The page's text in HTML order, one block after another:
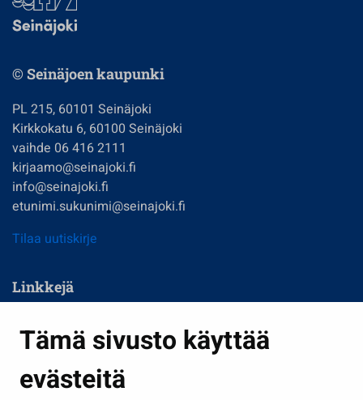
Tämä sivusto käyttää
evästeitä
© Seinäjoen kaupunki
PL 215, 60101 Seinäjoki
Kirkkokatu 6, 60100 Seinäjoki
vaihde 06 416 2111
kirjaamo@seinajoki.fi
info@seinajoki.fi
etunimi.sukunimi@seinajoki.fi
Tilaa uutiskirje
Linkkejä
Kasvatus ja opetus
Kulttuuri ja liikunta